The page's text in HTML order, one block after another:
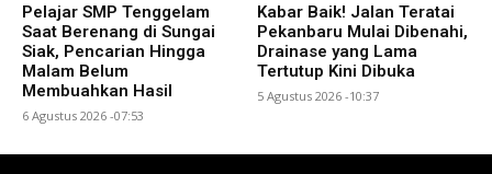
Pelajar SMP Tenggelam
Saat Berenang di Sungai
Siak, Pencarian Hingga
Malam Belum
Membuahkan Hasil
6 Agustus 2026 -07:53
Kabar Baik! Jalan Teratai
Pekanbaru Mulai Dibenahi,
Drainase yang Lama
Tertutup Kini Dibuka
5 Agustus 2026 -10:37